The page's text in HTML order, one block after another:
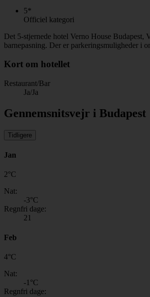
5*
Officiel kategori
Det 5-stjernede hotel Verno House Budapest,
barnepasning. Der er parkeringsmuligheder i
Kort om hotellet
Restaurant/Bar
Ja/Ja
Gennemsnitsvejr i Budapest
Tidligere
Jan
2°C
Nat:
-3°C
Regnfri dage:
21
Feb
4°C
Nat:
-1 °C
Regnfri dage: